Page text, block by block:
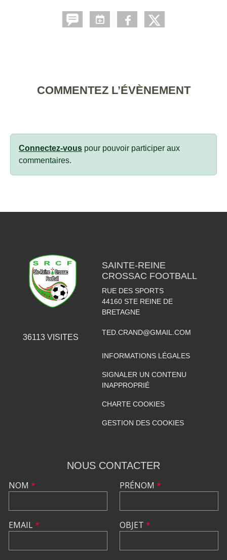
COMMENTEZ L’ÉVÈNEMENT
Connectez-vous pour pouvoir participer aux
commentaires.
36113 VISITES
SAINTE-REINE
CROSSAC FOOTBALL
RUE DES SPORTS
44160 STE REINE DE
BRETAGNE
TED.CRAND@GMAIL.COM
INFORMATIONS LÉGALES
SIGNALER UN CONTENU
INAPPROPRIÉ
CHARTE COOKIES
GESTION DES COOKIES
NOUS CONTACTER
NOM *
EMAIL*
PRÉNOM *
OBJET *